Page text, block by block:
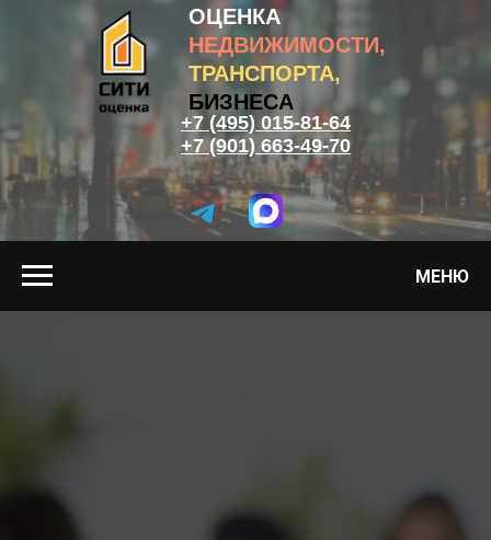
ОЦЕНКА
НЕДВИЖИМОСТИ,
ТРАНСПОРТА,
БИЗНЕСА
+7 (495) 015-81-64
+7 (901) 663-49-70
МЕНЮ